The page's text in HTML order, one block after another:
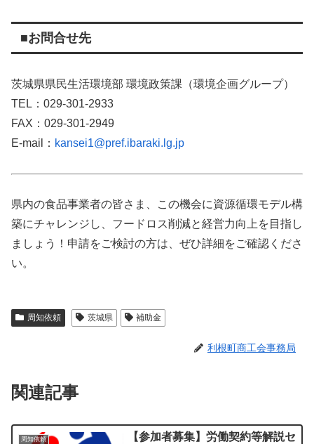
■お問合せ先
茨城県県民生活環境部 環境政策課（環境企画グループ）
TEL： 029-301-2933
FAX： 029-301-2949
E-mail： kansei1@pref.ibaraki. lg.jp
県内の食品事業者の皆さま、 この機会に資源循環モデル構
築にチャレンジ し、 フード ロス削減と経営力向上 を 目指 し
ま しょう！ 申請をご検討の方は、 ぜひ詳細をご確認 くださ
い。
周知依頼 茨城県 補助金
利根町商工会事務局
関連記事
周知依頼
【参加者募集】労働契約等解説セ